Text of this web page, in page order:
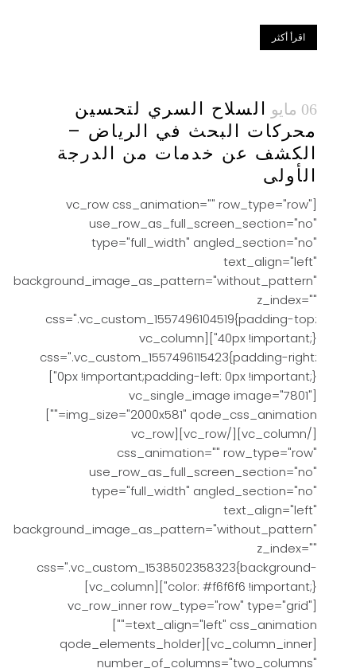
اقرأ أكثر
06 مايو
السلاح السري لتحسين
محركات البحث في الرياض –
الكشف عن خدمات من الدرجة
الأولى
[vc_row css_animation="" row_type="row"
use_row_as_full_screen_section="no"
type="full_width" angled_section="no"
text_align="left"
background_image_as_pattern="without_pattern"
z_index=""
css=".vc_custom_1557496104519{padding-top:
40px !important;}"][vc_column
css=".vc_custom_1557496115423{padding-right:
0px !important;padding-left: 0px !important;}"]
[vc_single_image image="7801"
img_size="2000x581" qode_css_animation=""]
[/vc_column][/vc_row][vc_row
css_animation="" row_type="row"
use_row_as_full_screen_section="no"
type="full_width" angled_section="no"
text_align="left"
background_image_as_pattern="without_pattern"
z_index=""
css=".vc_custom_1538502358323{background-
color: #f6f6f6 !important;}"][vc_column]
[vc_row_inner row_type="row" type="grid"
text_align="left" css_animation=""]
[vc_column_inner][qode_elements_holder
number_of_columns="two_columns"